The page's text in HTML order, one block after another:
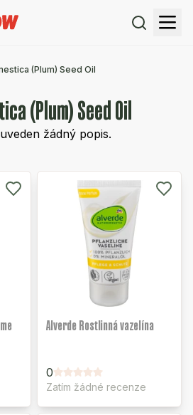
(Plum) Seed Oil
(Plum) Seed Oil
žádný popis.
Alverde Rostlinná vazelína
0
Zatím žádné recenze